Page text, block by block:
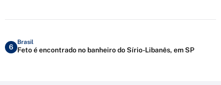
6
Brasil
Feto é encontrado no banheiro do Sírio-Libanês, em SP